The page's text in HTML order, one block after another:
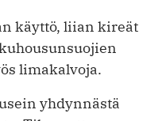
käyttö, liian kireät
limakalvoja.
yhdynnästä